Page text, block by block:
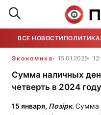
ВСЕ НОВОСТИ ПОЛИТИКА
Экономика 15.01.2025
Сумма наличных
четверть в 2024
15 января, Позірк. Сумма